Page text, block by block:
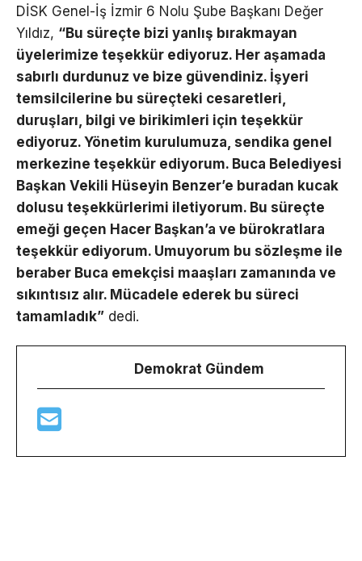
DİSK Genel-İş İzmir 6 Nolu Şube Başkanı Değer
Yıldız, “Bu süreçte bizi yanlış bırakmayan
üyelerimize teşekkür ediyoruz. Her aşamada
sabırlı durdunuz ve bize güvendiniz. İşyeri
temsilcilerine bu süreçteki cesaretleri,
duruşları, bilgi ve birikimleri için teşekkür
ediyoruz. Yönetim kurulumuza, sendika genel
merkezine teşekkür ediyorum. Buca Belediyesi
Başkan Vekili Hüseyin Benzer’e buradan kucak
dolusu teşekkürlerimi iletiyorum. Bu süreçte
emeği geçen Hacer Başkan’a ve bürokratlara
teşekkür ediyorum. Umuyorum bu sözleşme ile
beraber Buca emekçisi maaşları zamanında ve
sıkıntısız alır. Mücadele ederek bu süreci
tamamladık” dedi.
Demokrat Gündem